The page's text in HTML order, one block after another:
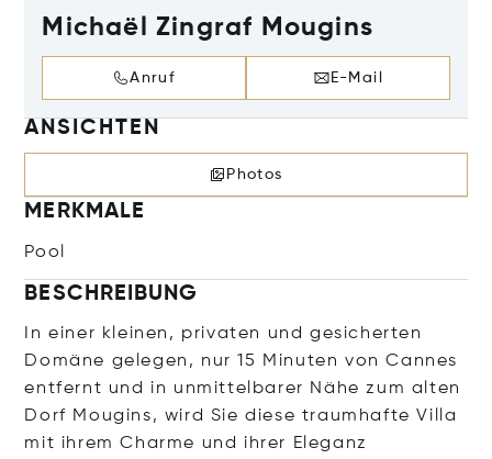
Michaël Zingraf Mougins
Anruf E-Mail
ANSICHTEN
Photos
MERKMALE
Pool
BESCHREIBUNG
In einer kleinen, privaten und gesicherten
Domäne gelegen, nur 15 Minuten von Cannes
entfernt und in unmittelbarer Nähe zum alten
Dorf Mougins, wird Sie diese traumhafte Villa
mit ihrem Charme und ihrer Eleganz